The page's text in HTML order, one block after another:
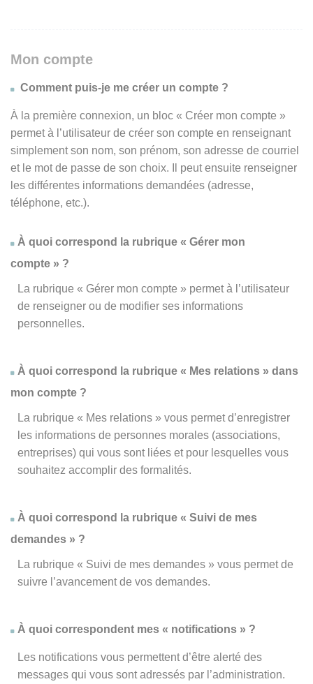
Mon compte
Comment puis-je me créer un compte ?
À la première connexion, un bloc « Créer mon compte »
permet à l’utilisateur de créer son compte en renseignant
simplement son nom, son prénom, son adresse de courriel
et le mot de passe de son choix. Il peut ensuite renseigner
les différentes informations demandées (adresse,
téléphone, etc.).
À quoi correspond la rubrique « Gérer mon
compte » ?
La rubrique « Gérer mon compte » permet à l’utilisateur
de renseigner ou de modifier ses informations
personnelles.
À quoi correspond la rubrique « Mes relations » dans
mon compte ?
La rubrique « Mes relations » vous permet d’enregistrer
les informations de personnes morales (associations,
entreprises) qui vous sont liées et pour lesquelles vous
souhaitez accomplir des formalités.
À quoi correspond la rubrique « Suivi de mes
demandes » ?
La rubrique « Suivi de mes demandes » vous permet de
suivre l’avancement de vos demandes.
À quoi correspondent mes « notifications » ?
Les notifications vous permettent d’être alerté des
messages qui vous sont adressés par l’administration.